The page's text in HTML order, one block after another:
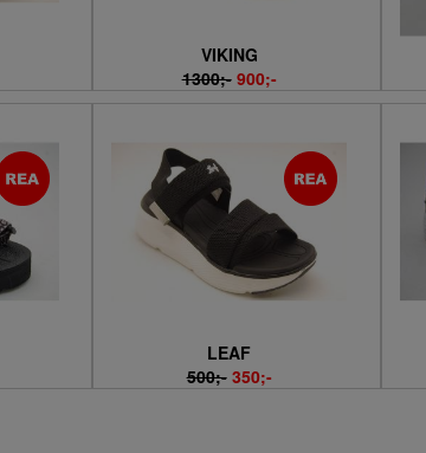
VIKING
1300;- 900;-
LEAF
500;- 350;-